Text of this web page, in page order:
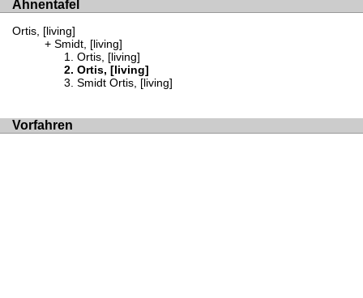
Ahnentafel
Ortis, [living]
Smidt, [living]
Ortis, [living]
Ortis, [living]
Smidt Ortis, [living]
Vorfahren